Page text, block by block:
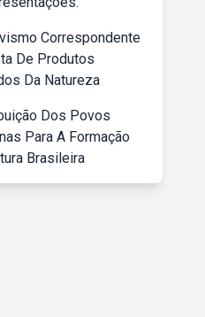
Correspondente
De Produtos
Da Natureza
Dos Povos
Para A Formação
Brasileira